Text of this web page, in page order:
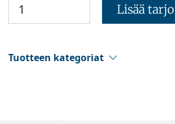
Lisää
Tuotteen kategoriat